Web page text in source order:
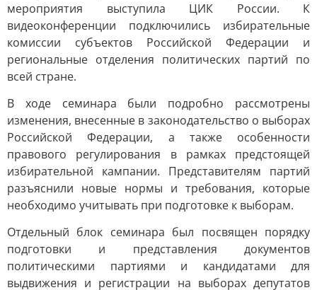
мероприятия выступила ЦИК России. К
видеоконференции подключились избирательные
комиссии субъектов Российской Федерации и
региональные отделения политических партий по
всей стране.
В ходе семинара были подробно рассмотрены
изменения, внесенные в законодательство о выборах
Российской Федерации, а также особенности
правового регулирования в рамках предстоящей
избирательной кампании. Представителям партий
разъяснили новые нормы и требования, которые
необходимо учитывать при подготовке к выборам.
Отдельный блок семинара был посвящен порядку
подготовки и представления документов
политическими партиями и кандидатами для
выдвижения и регистрации на выборах депутатов